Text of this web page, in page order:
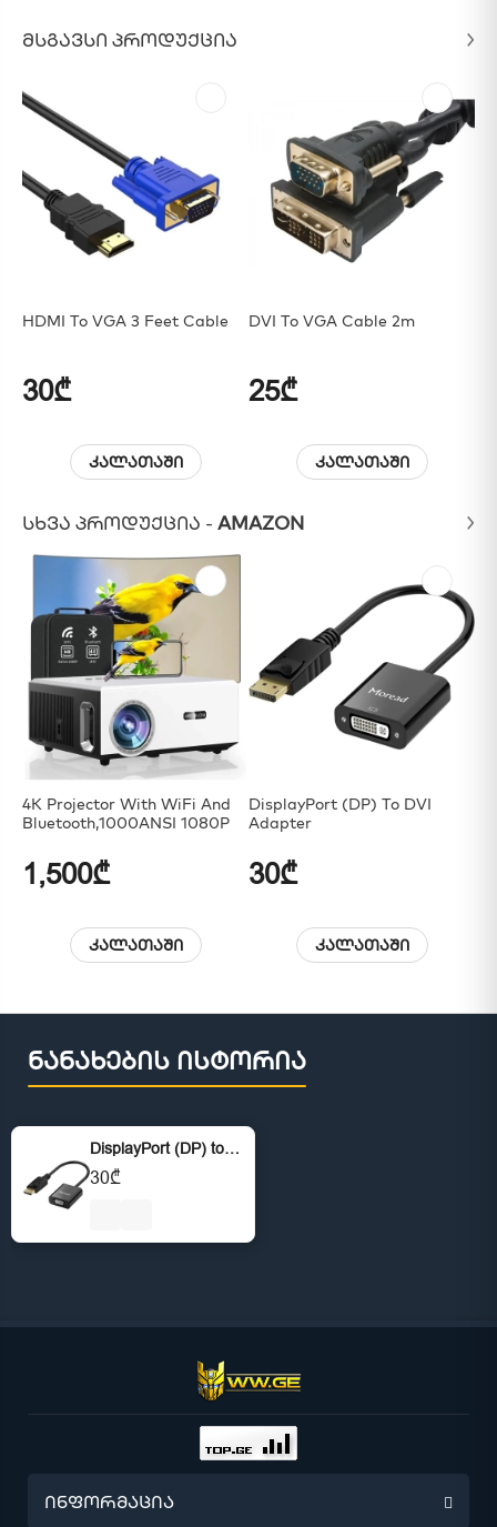
ᲛᲡᲒᲐᲕᲡᲘ ᲞᲠᲝᲓᲣᲥᲪᲘᲐ
HDMI To VGA 3 Feet Cable
30₾
კალათაში
DVI To VGA Cable 2m
25₾
კალათაში
ᲡᲮᲕᲐ ᲞᲠᲝᲓᲣᲥᲪᲘᲐ - AMAZON
4K Projector With WiFi And
Bluetooth,1000ANSI 1080P
1,500₾
კალათაში
DisplayPort (DP) To DVI
Adapter
30₾
კალათაში
ნანახების ისტორია
DisplayPort (DP) to VGA Adapter
30₾
ინფორმაცია